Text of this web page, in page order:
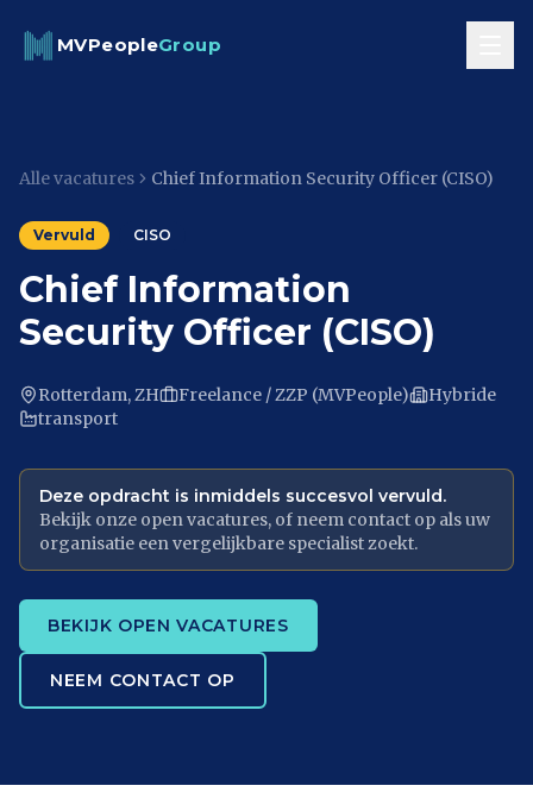
MVPeopleGroup
Alle vacatures Chief Information Security Officer (CISO)
Vervuld CISO
Chief Information
Security Officer (CISO)
Rotterdam, ZH Freelance / ZZP (MVPeople)
Hybride
transport
Deze opdracht is inmiddels succesvol vervuld.
Bekijk onze open vacatures, of neem contact op als uw
organisatie een vergelijkbare specialist zoekt.
BEKIJK OPEN VACATURES
NEEM CONTACT OP